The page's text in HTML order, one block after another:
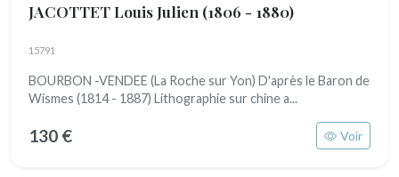
JACOTTET Louis Julien (1806 - 1880)
15791
BOURBON -VENDEE (La Roche sur Yon) D'après le Baron de
Wismes (1814 - 1887) Lithographie sur chine a...
130 € Voir